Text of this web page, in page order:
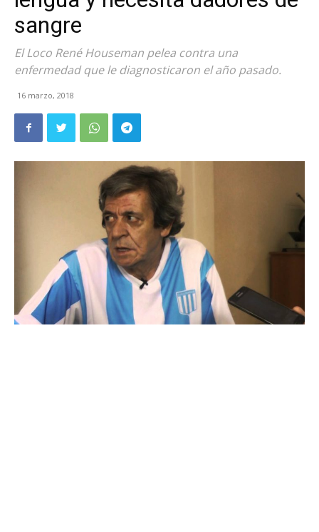
sangre
El Loco René Houseman pelea contra una
enfermedad que le diagnosticaron el año pasado.
16 marzo, 2018